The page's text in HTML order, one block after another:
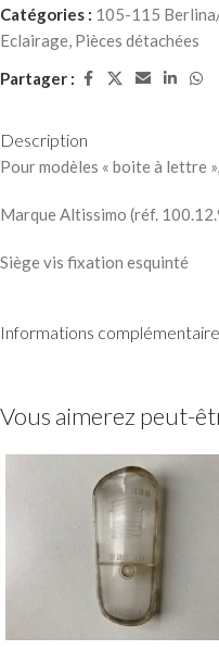
Catégories : 105-115
Eclairage, Pièces détachées
Partager :
Description
Pour modèles « boite à lettre
Marque Altissimo (réf.
Siège vis fixation esquinté
Informations
Vous aimerez peut-